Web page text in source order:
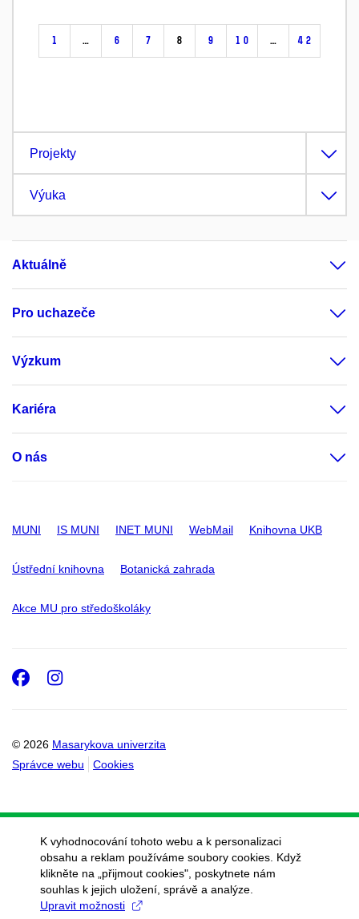
1 … 6 7 8 9 10 … 42
Projekty
Výuka
Aktuálně
Pro uchazeče
Výzkum
Kariéra
O nás
MUNI IS MUNI INET MUNI WebMail Knihovna UKB
Ústřední knihovna Botanická zahrada
Akce MU pro středoškoláky
© 2026 Masarykova univerzita
Správce webu
Cookies
Facebook
Instagram
K vyhodnocování tohoto webu a k personalizaci
obsahu a reklam používáme soubory cookies. Když
klikněte na „přijmout cookies", poskytnete nám
souhlas k jejich uložení, správě a analýze.
Upravit možnosti